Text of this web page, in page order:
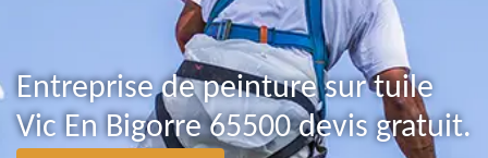
Entreprise de peinture sur tuile
Vic En Bigorre 65500 devis gratuit.